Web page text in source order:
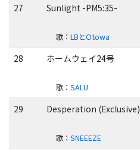
27
Sunlight -PM5:35-
歌： LBとOtowa
28
ホームウェイ24号
歌： SALU
29
Desperation (Exclusive)
歌： SNEEEZE